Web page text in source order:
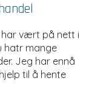
har vært på nett i
hatr mange
Jeg har ennå
til å hente